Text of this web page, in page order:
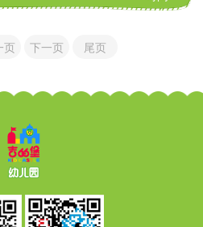
页 下一页 尾页